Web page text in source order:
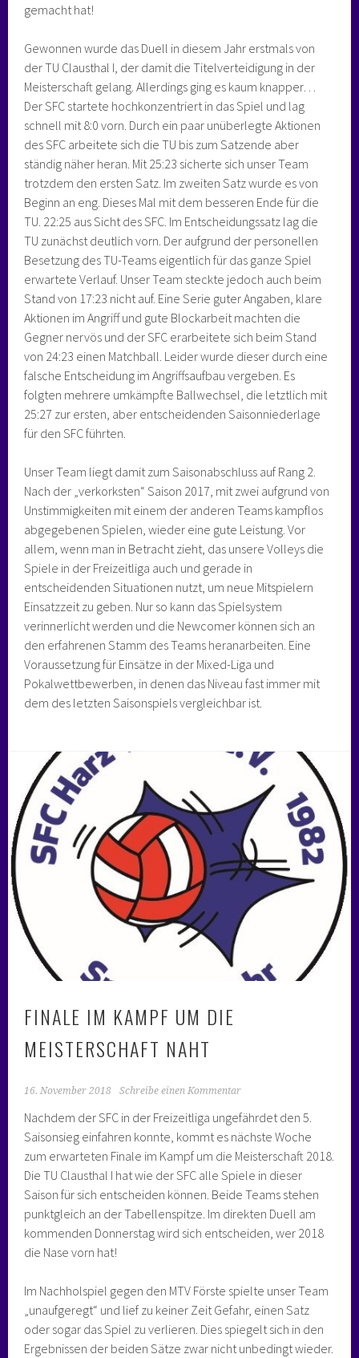
gemacht hat!
Gewonnen wurde das Duell in diesem Jahr erstmals von
der TU Clausthal I, der damit die Titelverteidigung in der
Meisterschaft gelang. Allerdings ging es kaum knapper…
Der SFC startete hochkonzentriert in das Spiel und lag
schnell mit 8:0 vorn. Durch ein paar unüberlegte Aktionen
des SFC arbeitete sich die TU bis zum Satzende aber
ständig näher heran. Mit 25:23 sicherte sich unser Team
trotzdem den ersten Satz. Im zweiten Satz wurde es von
Beginn an eng. Dieses Mal mit dem besseren Ende für die
TU. 22:25 aus Sicht des SFC. Im Entscheidungssatz lag die
TU zunächst deutlich vorn. Der aufgrund der personellen
Besetzung des TU-Teams eigentlich für das ganze Spiel
erwartete Verlauf. Unser Team steckte jedoch auch beim
Stand von 17:23 nicht auf. Eine Serie guter Angaben, klare
Aktionen im Angriff und gute Blockarbeit machten die
Gegner nervös und der SFC erarbeitete sich beim Stand
von 24:23 einen Matchball. Leider wurde dieser durch eine
falsche Entscheidung im Angriffsaufbau vergeben. Es
folgten mehrere umkämpfte Ballwechsel, die letztlich mit
25:27 zur ersten, aber entscheidenden Saisonniederlage
für den SFC führten.
Unser Team liegt damit zum Saisonabschluss auf Rang 2.
Nach der „verkorksten“ Saison 2017, mit zwei aufgrund von
Unstimmigkeiten mit einem der anderen Teams kampflos
abgegebenen Spielen, wieder eine gute Leistung. Vor
allem, wenn man in Betracht zieht, das unsere Volleys die
Spiele in der Freizeitliga auch und gerade in
entscheidenden Situationen nutzt, um neue Mitspielern
Einsatzzeit zu geben. Nur so kann das Spielsystem
verinnerlicht werden und die Newcomer können sich an
den erfahrenen Stamm des Teams heranarbeiten. Eine
Voraussetzung für Einsätze in der Mixed-Liga und
Pokalwettbewerben, in denen das Niveau fast immer mit
dem des letzten Saisonspiels vergleichbar ist.
FINALE IM KAMPF UM DIE
MEISTERSCHAFT NAHT
16. November 2018 Schreibe einen Kommentar
Nachdem der SFC in der Freizeitliga ungefährdet den 5.
Saisonsieg einfahren konnte, kommt es nächste Woche
zum erwarteten Finale im Kampf um die Meisterschaft 2018.
Die TU Clausthal I hat wie der SFC alle Spiele in dieser
Saison für sich entscheiden können. Beide Teams stehen
punktgleich an der Tabellenspitze. Im direkten Duell am
kommenden Donnerstag wird sich entscheiden, wer 2018
die Nase vorn hat!
Im Nachholspiel gegen den MTV Förste spielte unser Team
„unaufgeregt“ und lief zu keiner Zeit Gefahr, einen Satz
oder sogar das Spiel zu verlieren. Dies spiegelt sich in den
Ergebnissen der beiden Sätze zwar nicht unbedingt wieder.